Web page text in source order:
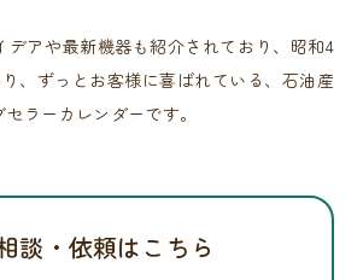
デアや最新機器も紹介されており、昭和4
、ずっとお客様に喜ばれている、石油産
ラーカレンダーです。
談・依頼はこちら